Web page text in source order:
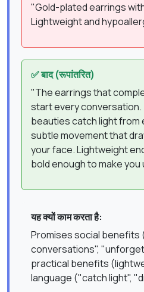
"Gold-plated earrings
Lightweight and
✅ बाद (रूपांतरित)
"The earrings that
start every
beauties catch light from
subtle movement that
your face. Lightweight
bold enough to make
यह क्यों काम करता है:
Promises social
conversations",
practical benefits
language ("catch light",